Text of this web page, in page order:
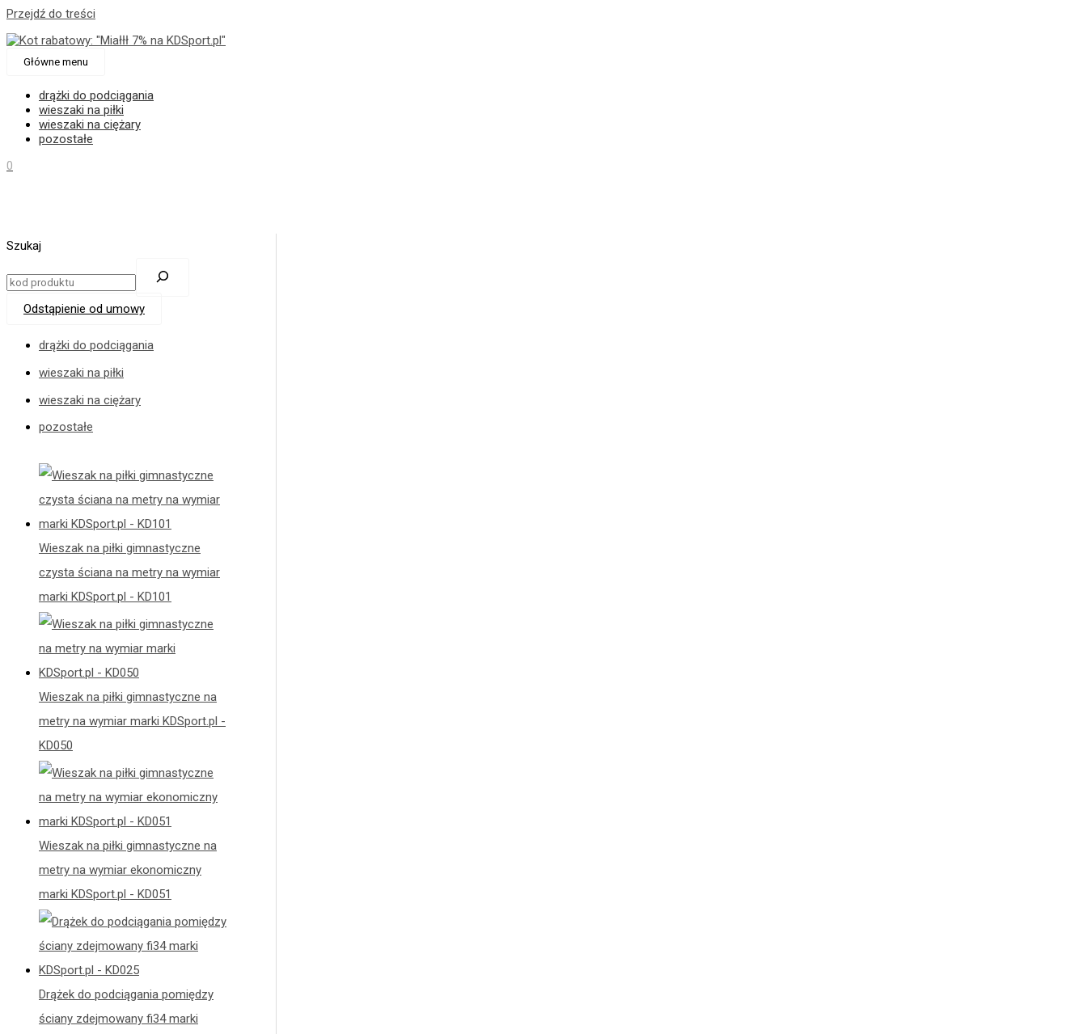
Przejdź do treści
Główne menu
drążki do podciągania
wieszaki na piłki
wieszaki na ciężary
pozostałe
0
Szukaj
Odstąpienie od umowy
drążki do podciągania
wieszaki na piłki
wieszaki na ciężary
pozostałe
Wieszak na piłki gimnastyczne
czysta ściana na metry na wymiar
marki KDSport.pl - KD101
Wieszak na piłki gimnastyczne na
metry na wymiar marki KDSport.pl -
KD050
Wieszak na piłki gimnastyczne na
metry na wymiar ekonomiczny
marki KDSport.pl - KD051
Drążek do podciągania pomiędzy
ściany zdejmowany fi34 marki